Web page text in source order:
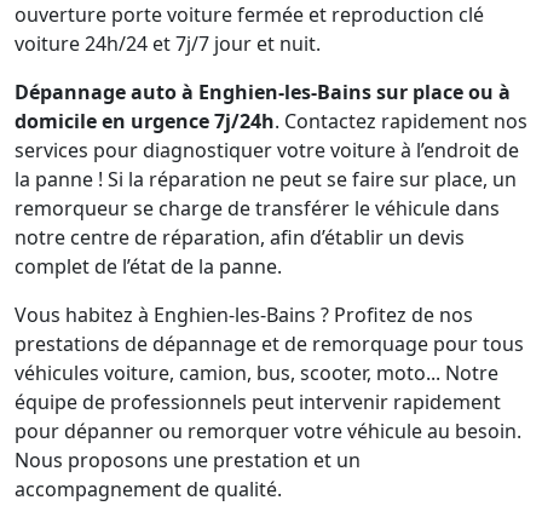
ouverture porte voiture fermée et reproduction clé
voiture 24h/24 et 7j/7 jour et nuit.
Dépannage auto à Enghien-les-Bains sur place ou à
domicile en urgence 7j/24h. Contactez rapidement nos
services pour diagnostiquer votre voiture à l’endroit de
la panne ! Si la réparation ne peut se faire sur place, un
remorqueur se charge de transférer le véhicule dans
notre centre de réparation, afin d’établir un devis
complet de l’état de la panne.
Vous habitez à Enghien-les-Bains ? Profitez de nos
prestations de dépannage et de remorquage pour tous
véhicules voiture, camion, bus, scooter, moto... Notre
équipe de professionnels peut intervenir rapidement
pour dépanner ou remorquer votre véhicule au besoin.
Nous proposons une prestation et un
accompagnement de qualité.